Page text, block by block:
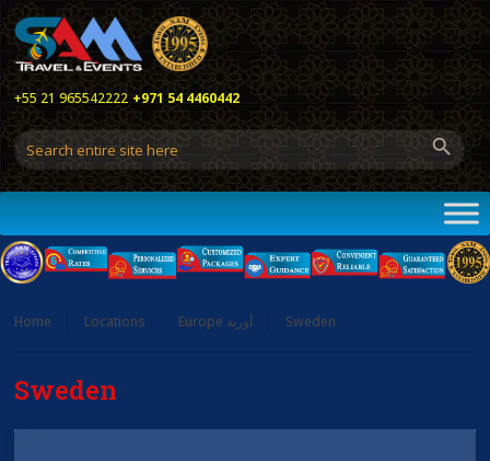
+55 21 965542222 +971 54 4460442
Home Locations Europe أوربة Sweden
Sweden